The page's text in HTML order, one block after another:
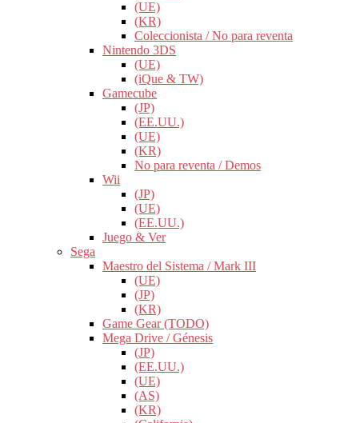
(UE)
(KR)
Coleccionista / No para reventa
Nintendo 3DS
(UE)
(iQue & TW)
Gamecube
(JP)
(EE.UU.)
(UE)
(KR)
No para reventa / Demos
Wii
(JP)
(UE)
(EE.UU.)
Juego & Ver
Sega
Maestro del Sistema / Mark III
(UE)
(JP)
(KR)
Game Gear (TODO)
Mega Drive / Génesis
(JP)
(EE.UU.)
(UE)
(AS)
(KR)